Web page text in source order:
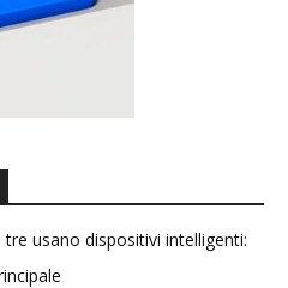
usano dispositivi intelligenti: